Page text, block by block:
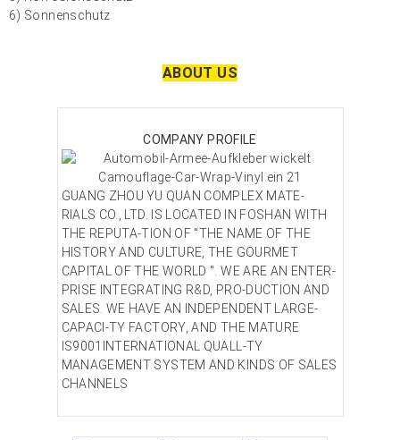
6) Sonnenschutz
ABOUT US
COMPANY PROFILE
GUANG ZHOU YU QUAN COMPLEX MATE-
RIALS CO., LTD. IS LOCATED IN FOSHAN WITH
THE REPUTA-TION OF "THE NAME OF THE
HISTORY AND CULTURE, THE GOURMET
CAPITAL OF THE WORLD ". WE ARE AN ENTER-
PRISE INTEGRATING R&D, PRO-DUCTION AND
SALES. WE HAVE AN INDEPENDENT LARGE-
CAPACI-TY FACTORY, AND THE MATURE
IS9001INTERNATIONAL QUALL-TY
MANAGEMENT SYSTEM AND KINDS OF SALES
CHANNELS